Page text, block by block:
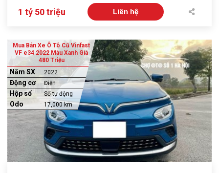
1 tỷ 50 triệu Liên hệ
Mua Bán Xe Ô Tô Cũ Vinfast
VF e34 2022 Màu Xanh Giá
480 Triệu
Năm SX 2022
Động cơ Điện
Hộp số Số tự động
Odo 17,000 km